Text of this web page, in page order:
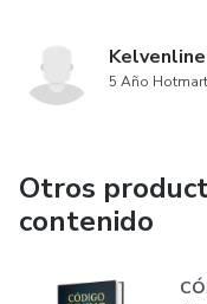
5 Año
Otros
contenido